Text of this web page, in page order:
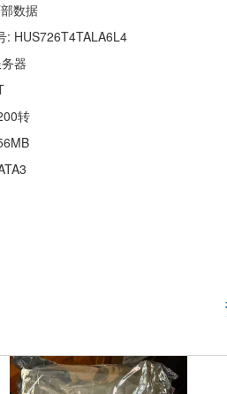
数据
: HUS726T4TALA6L4
器
转